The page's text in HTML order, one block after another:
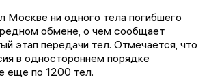
Москве ни одного тела погибшего
обмене, о чем сообщает
этап передачи тел. Отмечается, что
в одностороннем порядке
еще по 1200 тел.